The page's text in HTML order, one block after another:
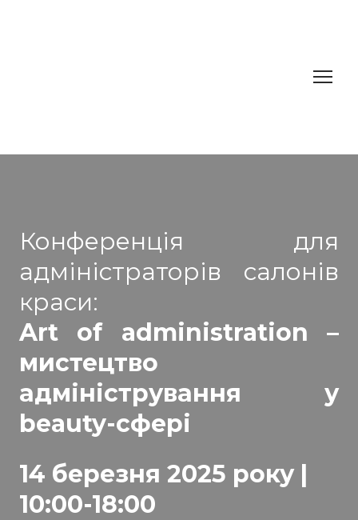
Конференція для
адміністраторів салонів
краси:
Art of administration –
мистецтво
адміністрування у
beauty-сфері
14 березня 2025 року |
10:00-18:00